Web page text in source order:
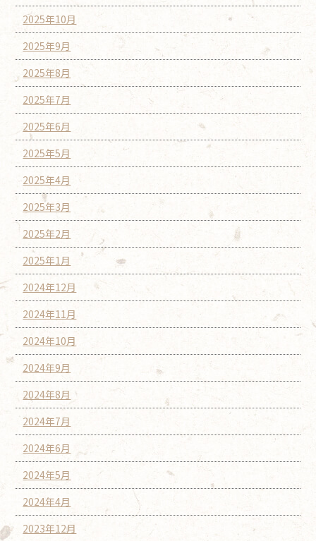
2025年10月
2025年9月
2025年8月
2025年7月
2025年6月
2025年5月
2025年4月
2025年3月
2025年2月
2025年1月
2024年12月
2024年11月
2024年10月
2024年9月
2024年8月
2024年7月
2024年6月
2024年5月
2024年4月
2023年12月